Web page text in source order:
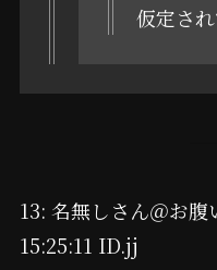
仮定され
13: 名無しさん＠お
15:25:11 ID.jj